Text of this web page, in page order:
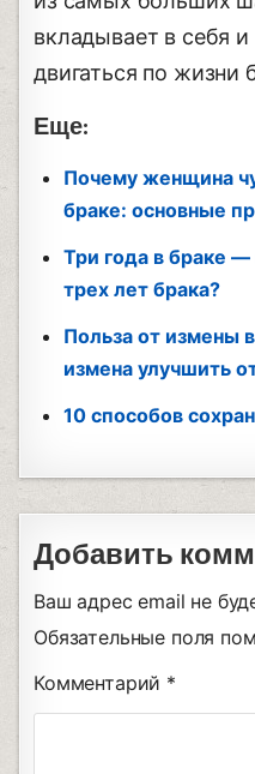
вкладывает в себя и
двигаться по жизни
Еще:
Почему женщина
браке: основные
Три года в браке
трех лет брака?
Польза от измены
измена улучшить
10 способов
Добавить
Ваш адрес email не
Обязательные поля
Комментарий *